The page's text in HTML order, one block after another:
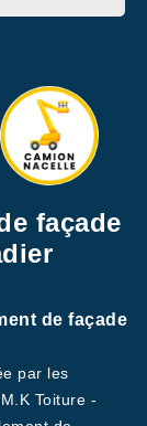
façade
de façade
par les
Toiture -